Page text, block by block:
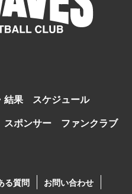
結果
スケジュール
スポンサー ファンクラブ
る質問 お問い合わせ